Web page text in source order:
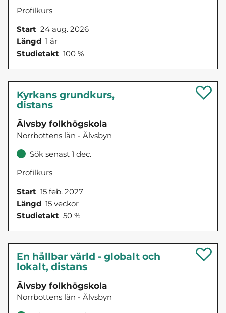
Profilkurs
Start 24 aug. 2026
Längd 1 år
Studietakt 100 %
Kyrkans grundkurs,
distans
Älvsby folkhögskola
Norrbottens län - Älvsbyn
Sök senast 1 dec.
Profilkurs
Start 15 feb. 2027
Längd 15 veckor
Studietakt 50 %
En hållbar värld - globalt och
lokalt, distans
Älvsby folkhögskola
Norrbottens län - Älvsbyn